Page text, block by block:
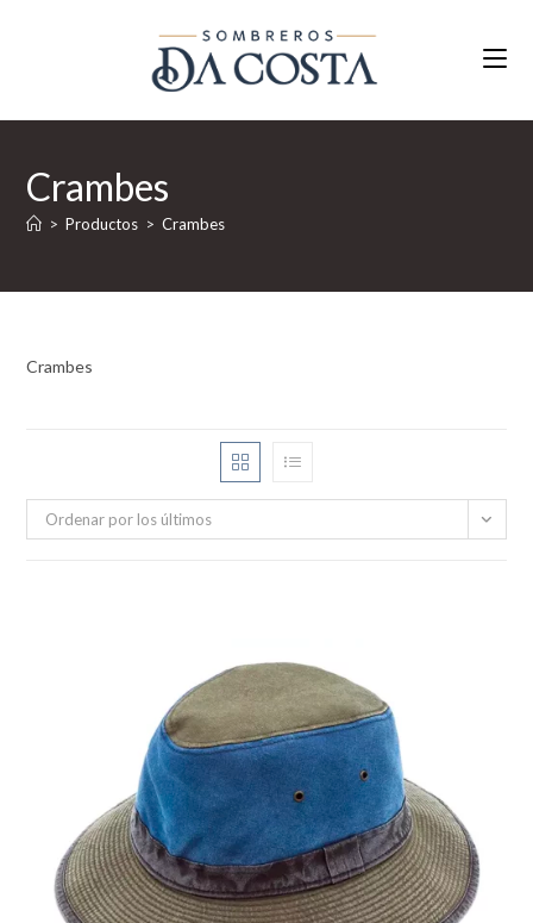
Crambes
> Productos > Crambes
Crambes
Ordenar por los últimos